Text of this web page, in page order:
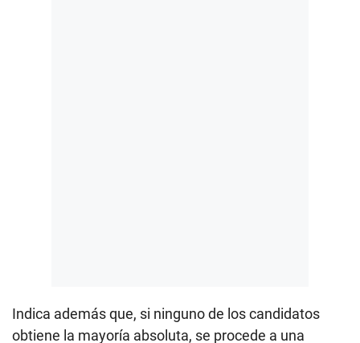
Indica además que, si ninguno de los candidatos
obtiene la mayoría absoluta, se procede a una